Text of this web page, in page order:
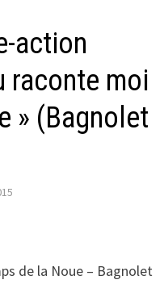
action
raconte moi
» (Bagnolet
de la Noue – Bagnolet